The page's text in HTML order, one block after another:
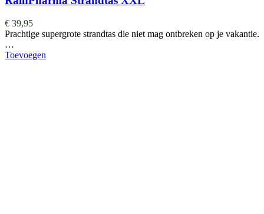
€ 39,95
Prachtige supergrote strandtas die niet mag ontbreken op je vakantie.
…
Toevoegen